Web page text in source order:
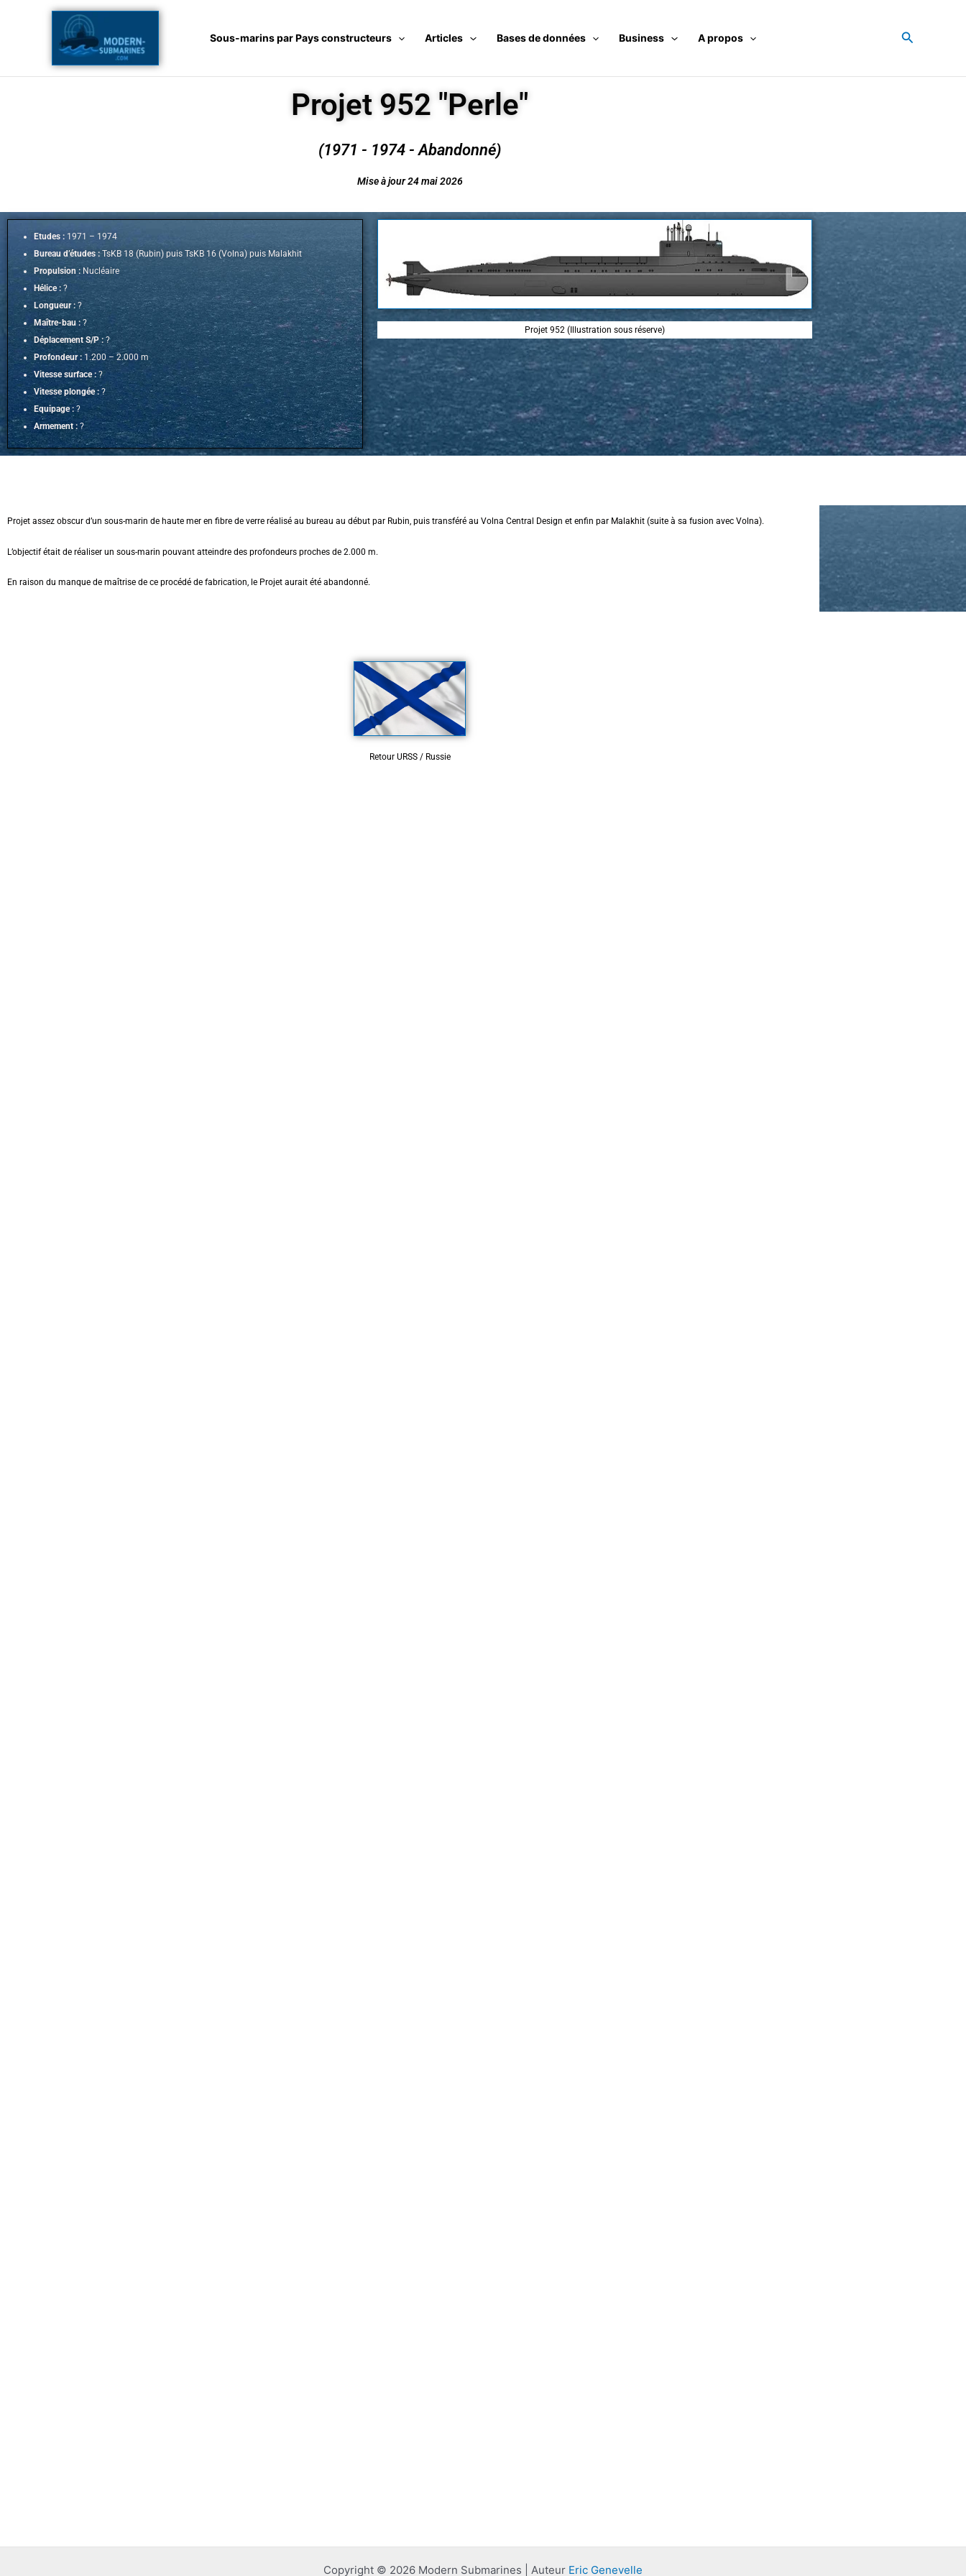
Sous-marins par Pays constructeurs Articles Bases de données Business A propos
Projet 952 "Perle"
(1971 - 1974 - Abandonné)
Mise à jour 24 mai 2026
Etudes : 1971 – 1974
Bureau d’études : TsKB 18 (Rubin) puis TsKB 16 (Volna) puis Malakhit
Propulsion : Nucléaire
Hélice :?
Longueur : ?
Maître-bau : ?
Déplacement S/P : ?
Profondeur : 1.200 – 2.000 m
Vitesse surface :?
Vitesse plongée : ?
Equipage :?
Armement : ?
Projet 952 (Illustration sous réserve)
Projet assez obscur d’un sous-marin de haute mer en fibre de verre réalisé au bureau au début par Rubin, puis transféré au Volna Central Design et enfin par Malakhit (suite à sa fusion avec Volna).
L’objectif était de réaliser un sous-marin pouvant atteindre des profondeurs proches de 2.000 m.
En raison du manque de maîtrise de ce procédé de fabrication, le Projet aurait été abandonné.
Retour URSS / Russie
Copyright © 2026 Modern Submarines | Auteur Eric Genevelle